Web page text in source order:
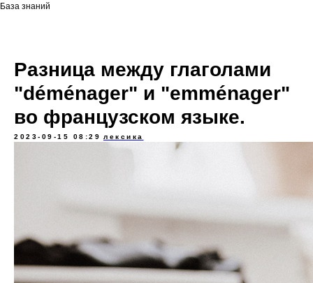
База знаний
Разница между глаголами
"déménager" и "emménager"
во французском языке.
2023-09-15 08:29 лексика